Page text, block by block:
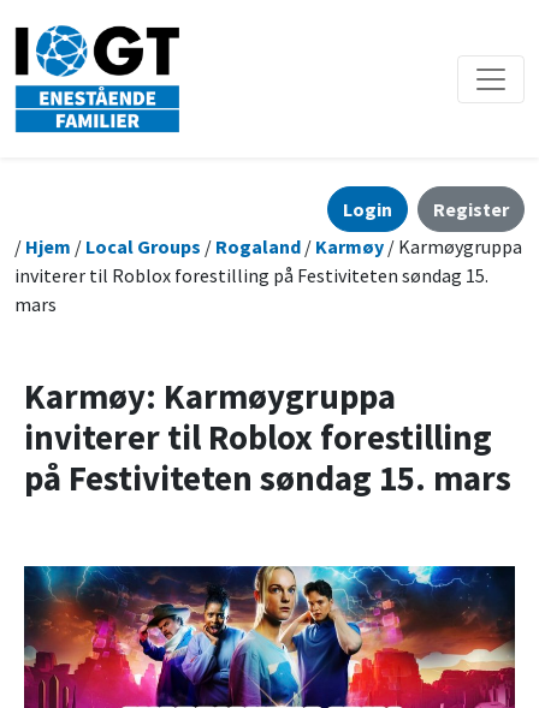
Login
Register
/ Hjem / Local Groups / Rogaland / Karmøy / Karmøygruppa
inviterer til Roblox forestilling på Festiviteten søndag 15.
mars
Karmøy: Karmøygruppa
inviterer til Roblox forestilling
på Festiviteten søndag 15. mars